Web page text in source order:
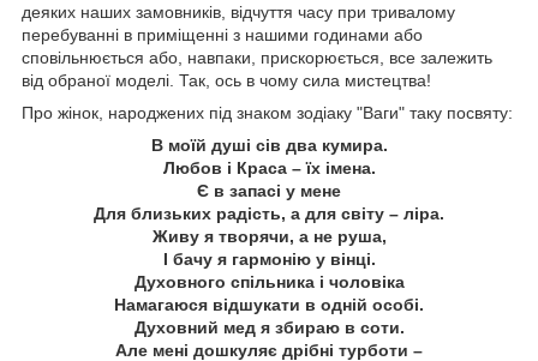
деяких наших замовників, відчуття часу при тривалому
перебуванні в приміщенні з нашими годинами або
сповільнюється або, навпаки, прискорюється, все залежить
від обраної моделі. Так, ось в чому сила мистецтва!
Про жінок, народжених під знаком зодіаку "Ваги" таку посвяту:
В моїй душі сів два кумира.
Любов і Краса – їх імена.
Є в запасі у мене
Для близьких радість, а для світу – ліра.
Живу я творячи, а не руша,
І бачу я гармонію у вінці.
Духовного спільника і чоловіка
Намагаюся відшукати в одній особі.
Духовний мед я збираю в соти.
Але мені дошкуляє дрібні турботи –